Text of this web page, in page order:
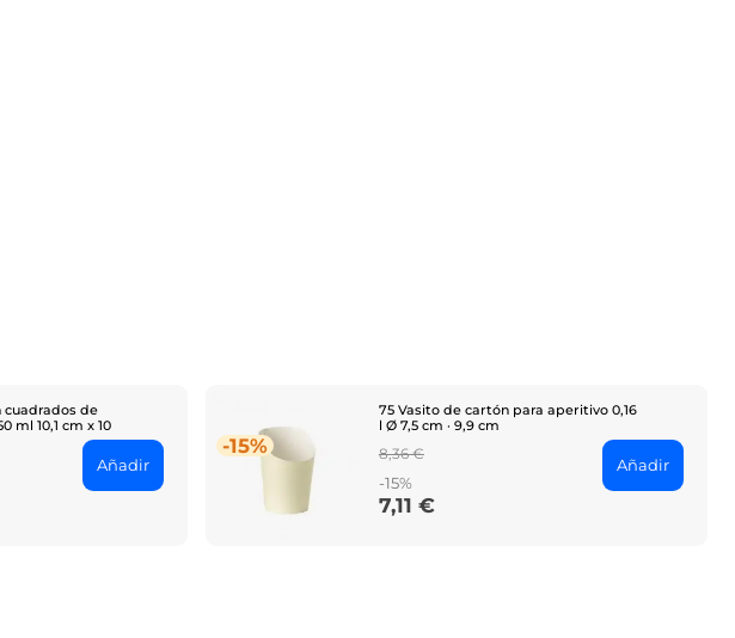
cuadrados de
ml 10,1 cm x 10
Añadir
-15%
75 Vasito de cartón para aperitivo 0,16
l Ø 7,5 cm · 9,9 cm
Regular
price
8,36 €
-15%
Price
7,11 €
Añadir